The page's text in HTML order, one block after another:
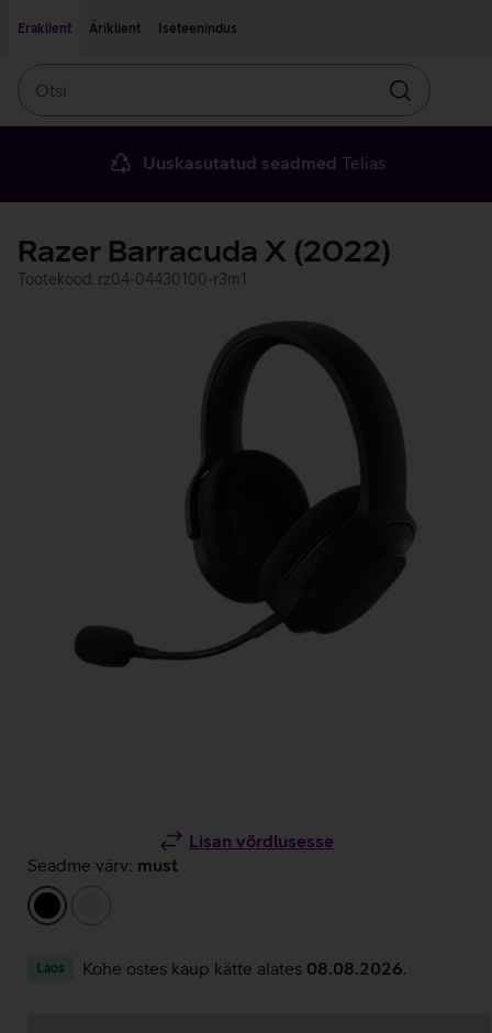
Eraklient
Äriklient Iseteenindus
Otsin
Uuskasutatud seadmed Telias
Razer Barracuda X (2022)
Tootekood: rz04-04430100-r3m1
Lisan võrdlusesse
Seadme värv: must
must
Laos Kohe ostes kaup kätte alates 08.08.2026